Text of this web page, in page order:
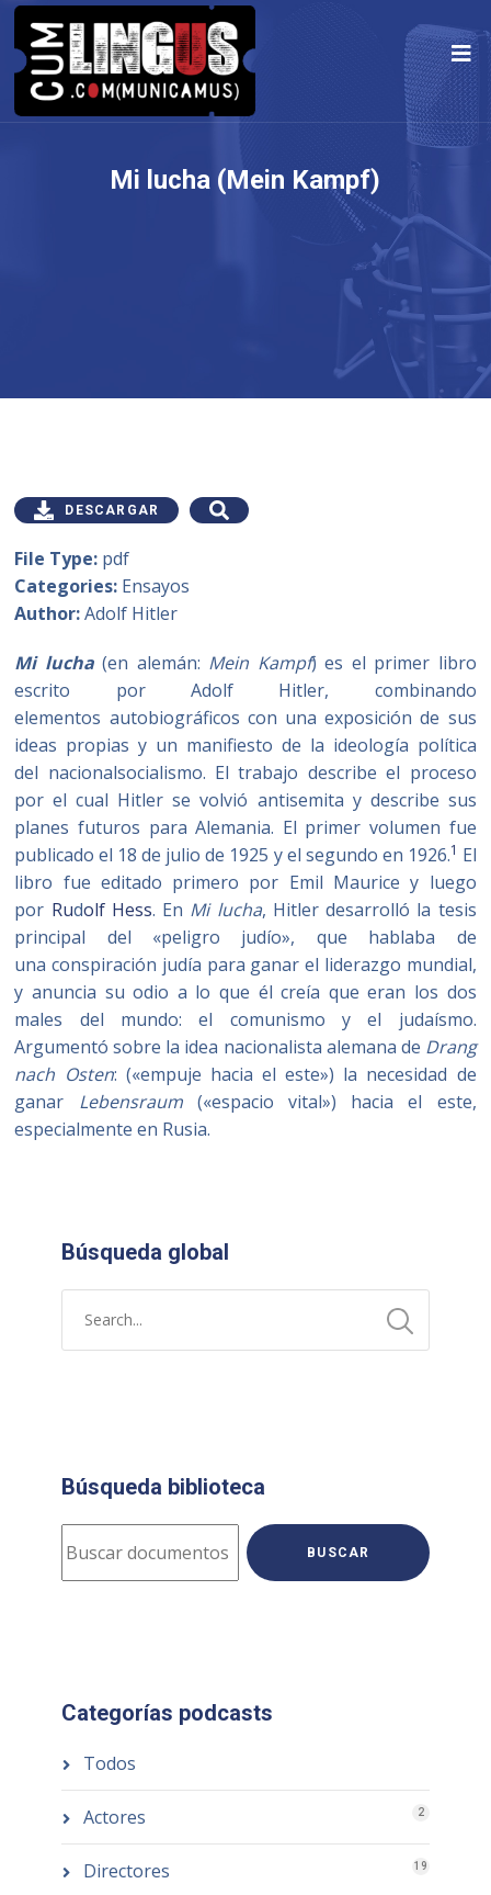
Mi lucha (Mein Kampf)
Mi lucha(en alemán: Mein Kampf) es el primer libro
escrito por Adolf Hitler, combinando
elementos autobiográficos con una exposición de sus
ideas propias y un manifiesto de la ideología política
del nacionalsocialismo. El trabajo describe el proceso
por el cual Hitler se volvió antisemita y describe sus
planes futuros para Alemania. El primer volumen fue
publicado el 18 de julio de 1925 y el segundo en 1926.1 ​ El
libro fue editado primero por Emil Maurice y luego
por Rudolf Hess. ​ En Mi lucha, Hitler desarrolló la tesis
principal del «peligro judío», que hablaba de
una conspiración judía para ganar el liderazgo mundial,
y anuncia su odio a lo que él creía que eran los dos
males del mundo: el comunismo y el judaísmo.
Argumentó sobre la idea nacionalista alemana de Drang
nach Osten: («empuje hacia el este») la necesidad de
ganar Lebensraum(«espacio vital») hacia el este,
especialmente en Rusia.
DESCARGAR
File Type: pdf
Categories: Ensayos
Author:Adolf Hitler
Búsqueda global
Búsqueda biblioteca
BUSCAR
Categorías podcasts
Todos
Actores 2
Directores 19